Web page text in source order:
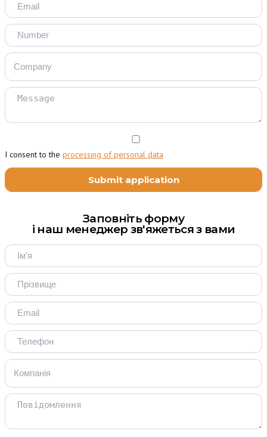
I consent to the processing of personal data
Заповніть форму
і наш менеджер зв'яжеться з вами